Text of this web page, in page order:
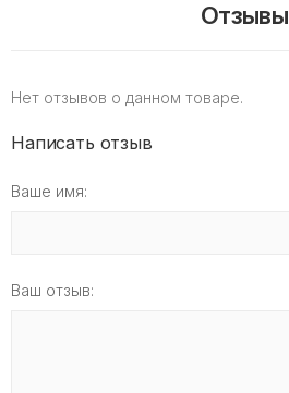
Отзывы
Нет отзывов о данном товаре.
Написать отзыв
Ваше имя:
Ваш отзыв: